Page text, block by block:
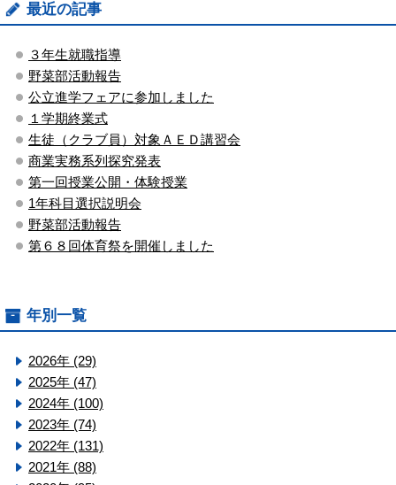
最近の記事
３年生就職指導
野菜部活動報告
公立進学フェアに参加しました
１学期終業式
生徒（クラブ員）対象ＡＥＤ講習会
商業実務系列探究発表
第一回授業公開・体験授業
1年科目選択説明会
野菜部活動報告
第６８回体育祭を開催しました
年別一覧
2026年 (29)
2025年 (47)
2024年 (100)
2023年 (74)
2022年 (131)
2021年 (88)